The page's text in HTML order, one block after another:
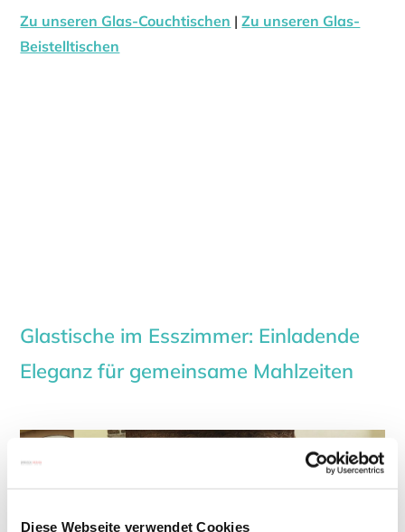
Diese Webseite verwendet Cookies
Zu unseren Glas-Couchtischen |Zu unseren Glas-
Beistelltischen
Glastische im Esszimmer: Einladende
Eleganz für gemeinsame Mahlzeiten